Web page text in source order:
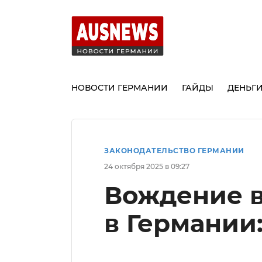
НОВОСТИ ГЕРМАНИИ ГАЙДЫ
ЗАКОНОДАТЕЛЬСТВО ГЕРМАНИИ
24 октября 2025 в 09:27
Вождение
в